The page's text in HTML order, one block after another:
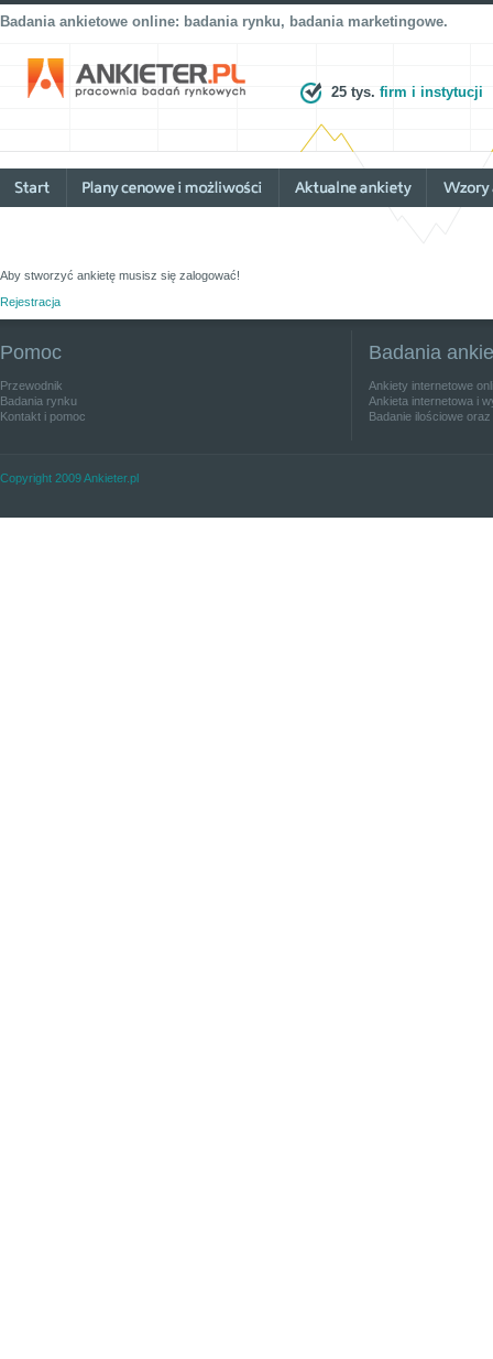
Badania ankietowe online: badania rynku, badania marketingowe.
25 tys. firm i instytucji
Aby stworzyć ankietę musisz się zalogować!
Rejestracja
Pomoc
Przewodnik
Badania rynku
Kontakt i pomoc
Badania
Ankiety internetowe
Ankieta internetowa i
Badanie ilościowe
Copyright 2009 Ankieter.pl